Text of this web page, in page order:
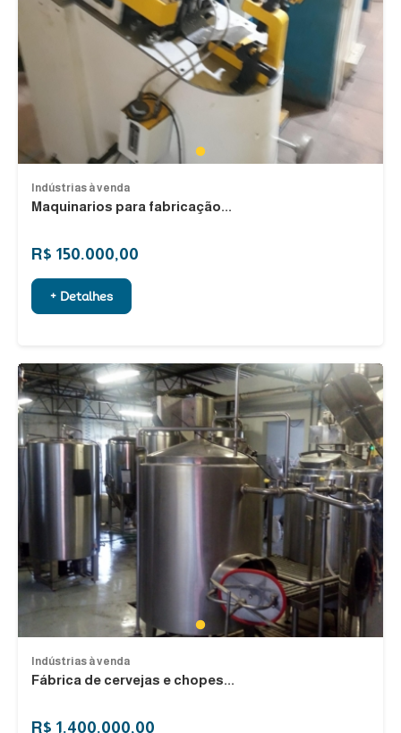
1
Indústrias à venda
Maquinarios para fabricação...
R$ 150.000,00
+ Detalhes
1
Indústrias à venda
Fábrica de cervejas e chopes...
R$ 1.400.000,00